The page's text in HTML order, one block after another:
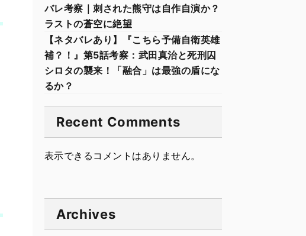
バレ考察｜刺された熊守は自作自演か？
ラストの蒼空に絶望
【ネタバレあり】『こちら予備自衛英雄
補？！』第5話考察：武田真治と死刑囚
シロタの襲来！「融合」は最強の盾にな
るか？
Recent Comments
表示できるコメントはありません。
Archives